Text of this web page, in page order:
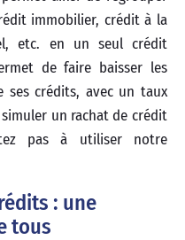
immobilier, crédit à la
etc. en un seul crédit
de faire baisser les
crédits, avec un taux
un rachat de crédit
pas à utiliser notre
: une
tous